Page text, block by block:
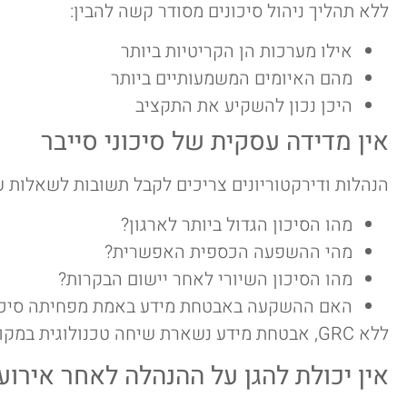
ללא תהליך ניהול סיכונים מסודר קשה להבין:
אילו מערכות הן הקריטיות ביותר
מהם האיומים המשמעותיים ביותר
היכן נכון להשקיע את התקציב
אין מדידה עסקית של סיכוני סייבר
הנהלות ודירקטוריונים צריכים לקבל תשובות לשאלות
מהו הסיכון הגדול ביותר לארגון?
מהי ההשפעה הכספית האפשרית?
מהו הסיכון השיורי לאחר יישום הבקרות?
האם ההשקעה באבטחת מידע באמת מפחיתה
ללא GRC, אבטחת מידע נשארת שיחה טכנולוגית במקום שיחה עסקית.
אין יכולת להגן על ההנהלה לאחר